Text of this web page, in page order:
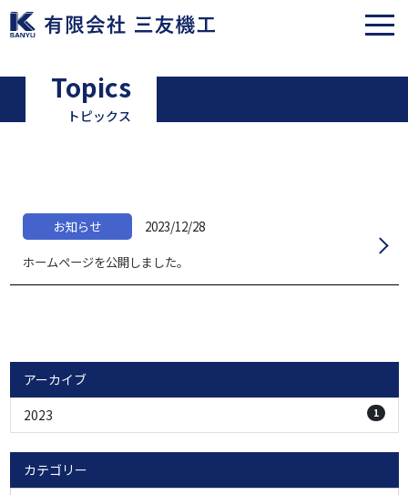
トピックス
お知らせ 2023/12/28
ホームページを公開しました。
アーカイブ
2023
1
カテゴリー